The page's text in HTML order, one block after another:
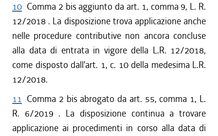
10 Comma 2 bis aggiunto da art. 1, comma 9, L. R.
12/2018 . La disposizione trova applicazione anche
nelle procedure contributive non ancora concluse
alla data di entrata in vigore della L.R. 12/2018,
come disposto dall'art. 1, c. 10 della medesima L.R.
12/2018.
11 Comma 2 bis abrogato da art. 55, comma 1, L.
R. 6/2019 . La disposizione continua a trovare
applicazione ai procedimenti in corso alla data di